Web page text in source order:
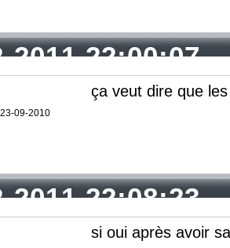
2011 22:00:07
09-2010
ça veut dire que
2011 22:08:23
si oui après avoir